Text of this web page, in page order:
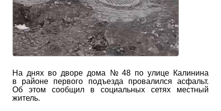
На днях во дворе дома № 48 по улице Калинина
в районе первого подъезда провалился асфальт.
Об этом сообщил в социальных сетях местный
житель.